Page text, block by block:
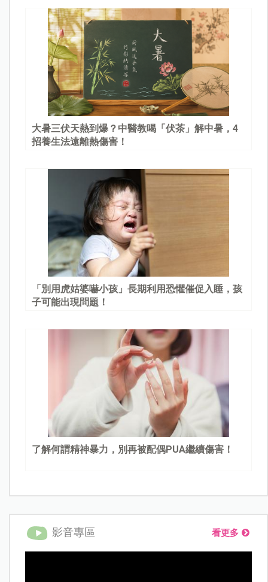
大暑三伏天熱到爆？中醫教喝「伏茶」解中暑，4
招養生法遠離熱傷害！
「別用虎姑婆嚇小孩」長期利用恐懼催促入睡，孩
子可能出現問題！
了解何謂精神暴力，別再被配偶PUA繼續傷害！
影音專區 看更多